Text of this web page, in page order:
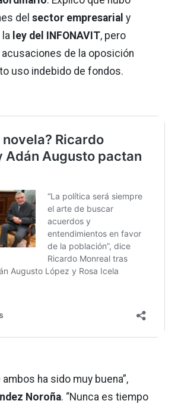
del sector empresarial y
ley del INFONAVIT, pero
de la oposición
uso indebido de fondos.
ha sido muy buena”,
Noroña. “Nunca es tiempo